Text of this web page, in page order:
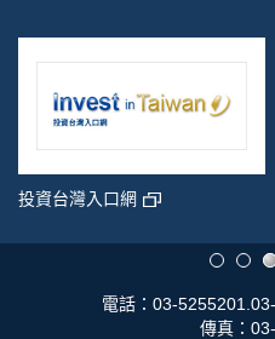
投資台灣入口網
電話：03-
傳真：